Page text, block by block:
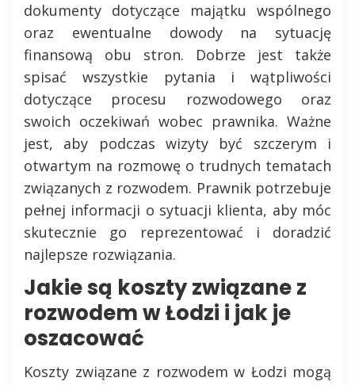
dokumenty dotyczące majątku wspólnego
oraz ewentualne dowody na sytuację
finansową obu stron. Dobrze jest także
spisać wszystkie pytania i wątpliwości
dotyczące procesu rozwodowego oraz
swoich oczekiwań wobec prawnika. Ważne
jest, aby podczas wizyty być szczerym i
otwartym na rozmowę o trudnych tematach
związanych z rozwodem. Prawnik potrzebuje
pełnej informacji o sytuacji klienta, aby móc
skutecznie go reprezentować i doradzić
najlepsze rozwiązania.
Jakie są koszty związane z
rozwodem w Łodzi i jak je
oszacować
Koszty związane z rozwodem w Łodzi mogą